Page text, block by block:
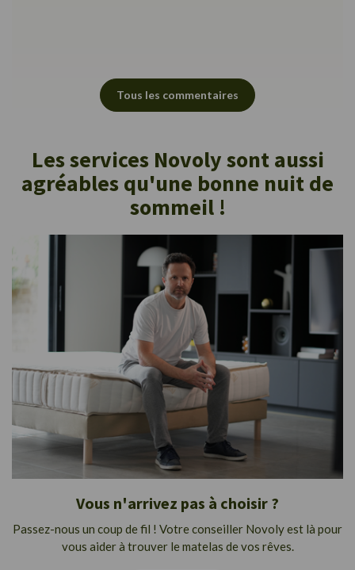
Tous les commentaires
Les services Novoly sont aussi
agréables qu'une bonne nuit de
sommeil !
Vous n'arrivez pas à choisir ?
Passez-nous un coup de fil ! Votre conseiller Novoly est là pour
vous aider à trouver le matelas de vos rêves.